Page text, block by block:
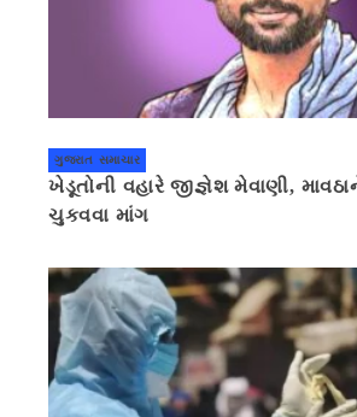
ગુજરાત સમાચાર
ખેડૂતોની વહારે જીજ્ઞેશ મેવાણી,
ચુકવવા માંગ